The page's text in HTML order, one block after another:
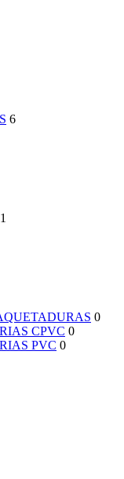
6
1
0
CPVC 0
PVC 0